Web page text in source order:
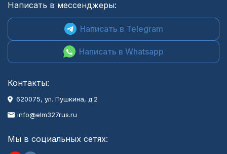
Написать в мессенджеры:
Написать в Telegram
Написать в Whatsapp
Контакты:
620075, ул. Пушкина, д.2
info@elm327rus.ru
Мы в социальных сетях: